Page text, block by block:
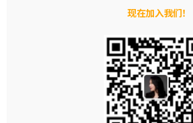
现在加入我们！